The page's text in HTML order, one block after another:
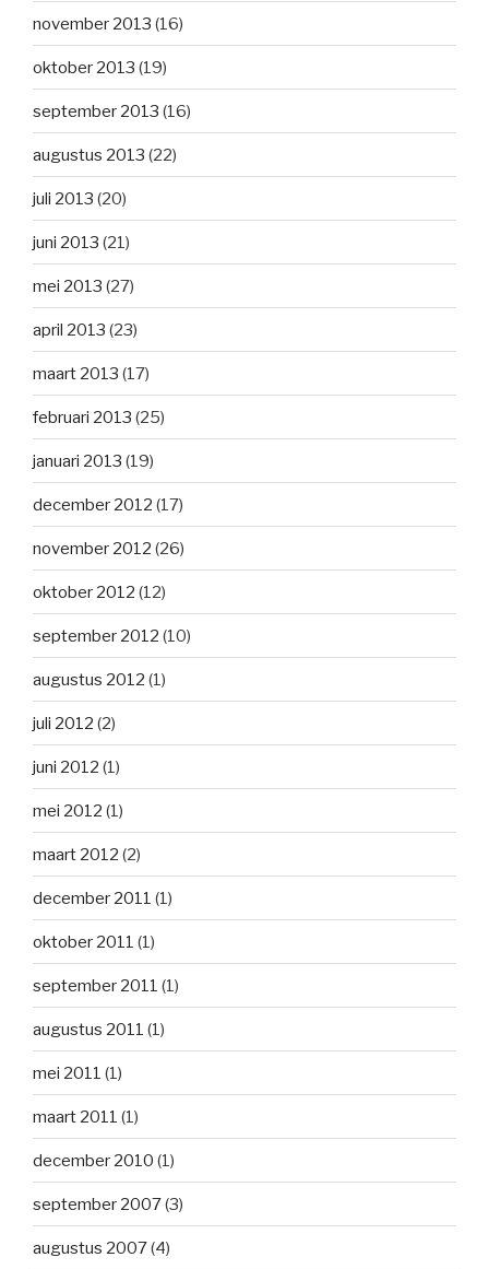
november 2013 (16)
oktober 2013 (19)
september 2013 (16)
augustus 2013 (22)
juli 2013 (20)
juni 2013 (21)
mei 2013 (27)
april 2013 (23)
maart 2013 (17)
februari 2013 (25)
januari 2013 (19)
december 2012 (17)
november 2012 (26)
oktober 2012 (12)
september 2012 (10)
augustus 2012 (1)
juli 2012 (2)
juni 2012 (1)
mei 2012 (1)
maart 2012 (2)
december 2011 (1)
oktober 2011 (1)
september 2011 (1)
augustus 2011 (1)
mei 2011 (1)
maart 2011 (1)
december 2010 (1)
september 2007(3)
augustus 2007(4)